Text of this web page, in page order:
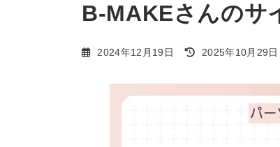
B-MAKEさんのサ
2024年12月19日
最
更
2025年10月29日